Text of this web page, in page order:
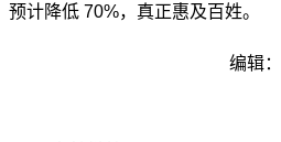
预计降低 70%，真正惠及百姓。
编辑